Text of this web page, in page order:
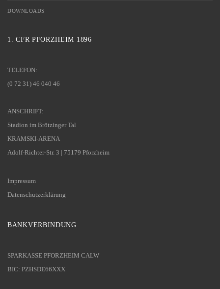
DOWNLOADS
1. CFR PFORZHEIM 1896
TELEFON:
(0 72 31) 46 040 46
ANSCHRIFT:
Stadion im Brötzinger Tal
KRAMSKI-ARENA
Adolf-Richter-Str. 3 | 75179 Pforzheim
Impressum
Datenschutzerklärung
BANKVERBINDUNG
SPARKASSE PFORZHEIM CALW
BIC: PZHSDE66XXX